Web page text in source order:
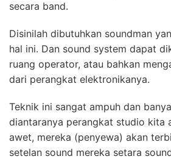
secara band.
Disinilah dibutuhkan soundman
hal ini. Dan sound system dapat
ruang operator, atau bahkan
dari perangkat elektronikanya.
Teknik ini sangat ampuh dan
diantaranya perangkat studio kita
awet, mereka (penyewa) akan
setelan sound mereka setara